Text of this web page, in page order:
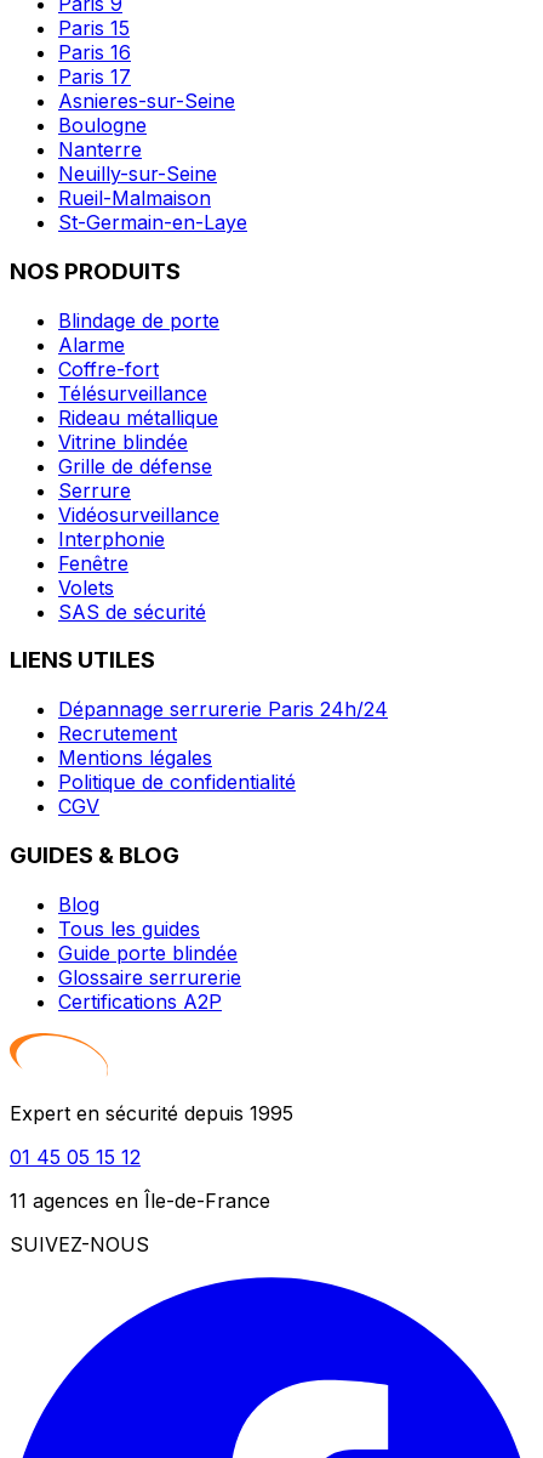
Paris 15
Paris 16
Paris 17
Asnieres-sur-Seine
Boulogne
Nanterre
Neuilly-sur-Seine
Rueil-Malmaison
St-Germain-en-Laye
NOS PRODUITS
Blindage de porte
Alarme
Coffre-fort
Télésurveillance
Rideau métallique
Vitrine blindée
Grille de défense
Serrure
Vidéosurveillance
Interphonie
Fenêtre
Volets
SAS de sécurité
LIENS UTILES
Dépannage serrurerie Paris 24h/24
Recrutement
Mentions légales
Politique de confidentialité
CGV
GUIDES & BLOG
Blog
Tous les guides
Guide porte blindée
Glossaire serrurerie
Certifications A2P
Expert en sécurité depuis 1995
01 45 05 15 12
11 agences en Île-de-France
SUIVEZ-NOUS